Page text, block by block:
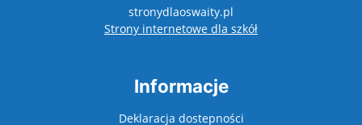
stronydlaoswaity.pl
Strony internetowe dla szkółotwiera się w
Informacje
Deklaracja dostepności